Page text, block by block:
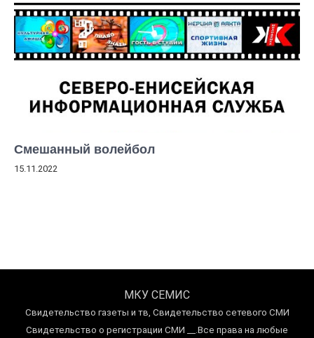
Смешанный волейбол
15.11.2022
МКУ СЕМИС
Свидетельство газеты и тв, Свидетельство сетевого СМИ
Свидетельство о регистрации СМИ __.Все права на любые